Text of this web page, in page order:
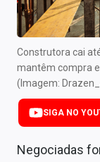
Central de
Central dos IPOs
Renda Fixa
Finanças Pessoais
Mercados
Construtora cai
mantêm compra
(Imagem:
SIGA NO
Negociadas